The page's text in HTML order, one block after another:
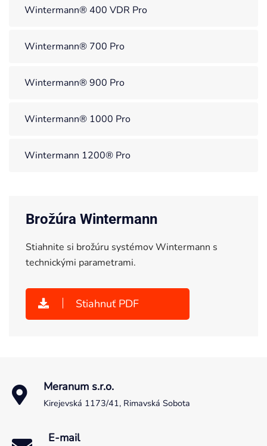
Wintermann® 400 VDR Pro
Wintermann® 700 Pro
Wintermann® 900 Pro
Wintermann® 1000 Pro
Wintermann 1200® Pro
Brožúra Wintermann
Stiahnite si brožúru systémov Wintermann s
technickými parametrami.
Stiahnuť PDF
Meranum s.r.o.
Kirejevská 1173/41, Rimavská Sobota
E-mail